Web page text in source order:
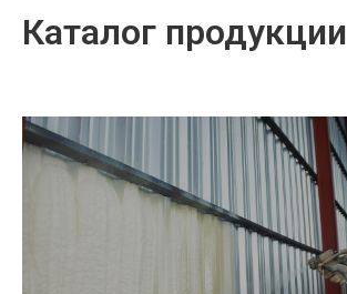
Каталог продукции